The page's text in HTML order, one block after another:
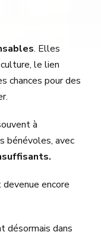
. Elles
le lien
chances pour des
à
bénévoles, avec
encore
désormais dans